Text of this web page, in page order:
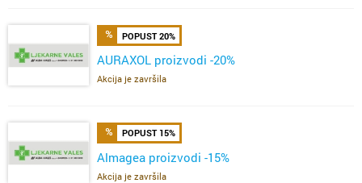
POPUST 20%
AURAXOL proizvodi -20%
Akcija je završila
POPUST 15%
Almagea proizvodi -15%
Akcija je završila